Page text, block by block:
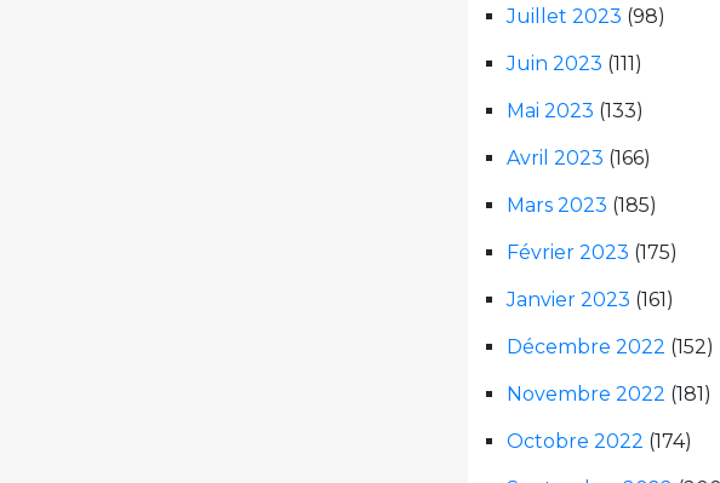
Juillet 2023 (98)
Juin 2023 (111)
Mai 2023 (133)
Avril 2023 (166)
Mars 2023 (185)
Février 2023 (175)
Janvier 2023 (161)
Décembre 2022 (152)
Novembre 2022 (181)
Octobre 2022 (174)